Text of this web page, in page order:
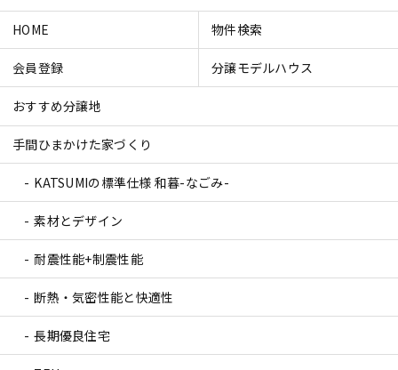
HOME 物件検索
会員登録 分譲モデルハウス
おすすめ分譲地
手間ひまかけた家づくり
KATSUMIの標準仕様 和暮-なごみ-
素材とデザイン
耐震性能+制震性能
断熱・気密性能と快適性
長期優良住宅